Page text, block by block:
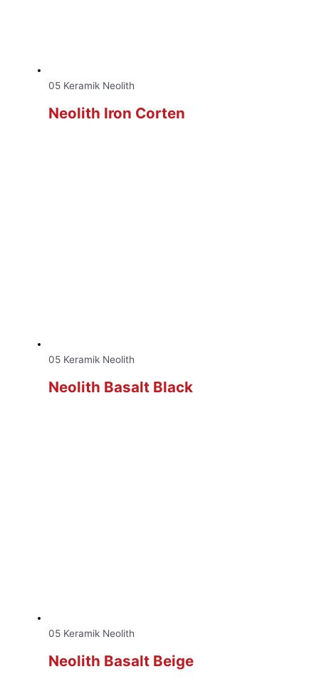
05 Keramik Neolith
Neolith Iron Corten
05 Keramik Neolith
Neolith Basalt Black
05 Keramik Neolith
Neolith Basalt Beige